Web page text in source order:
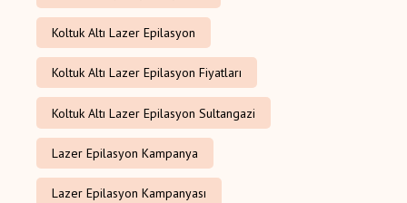
Koltuk Altı Lazer Epilasyon
Koltuk Altı Lazer Epilasyon Fiyatları
Koltuk Altı Lazer Epilasyon Sultangazi
Lazer Epilasyon Kampanya
Lazer Epilasyon Kampanyası